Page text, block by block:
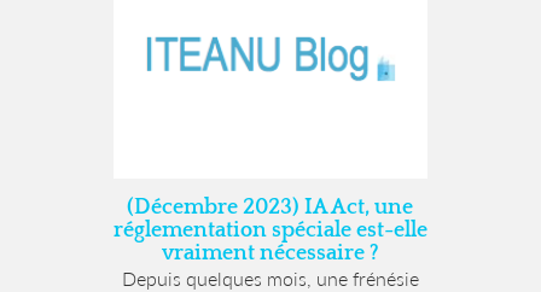
(Décembre 2023) IA Act, une
réglementation spéciale est-elle
vraiment nécessaire ?
Depuis quelques mois, une frénésie